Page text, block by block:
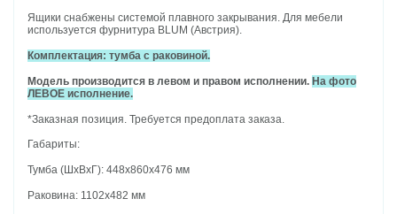
Ящики снабжены системой плавного закрывания. Для мебели
используется фурнитура BLUM (Австрия).
Комплектация: тумба с раковиной.
Модель производится в левом и правом исполнении. На фото
ЛЕВОЕ исполнение.
*Заказная позиция. Требуется предоплата заказа.
Габариты:
Тумба (ШхВхГ): 448х860х476 мм
Раковина: 1102х482 мм